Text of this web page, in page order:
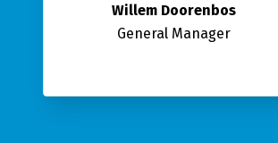
Willem Doorenbos
General Manager